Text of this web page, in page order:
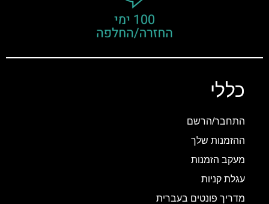
כללי
התחבר/הרשם
ההזמנות שלך
מעקב הזמנות
עגלת קניות
מדריך פונטים בעברית